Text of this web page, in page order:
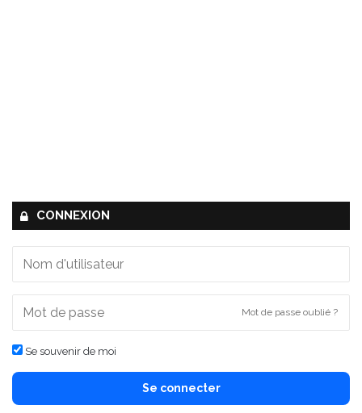
CONNEXION
Mot de passe oublié ?
Se souvenir de moi
Se connecter